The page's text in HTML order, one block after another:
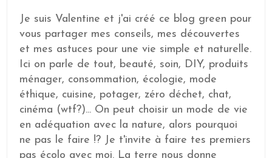
Je suis Valentine et j'ai créé ce blog green pour
vous partager mes conseils, mes découvertes
et mes astuces pour une vie simple et naturelle.
Ici on parle de tout, beauté, soin, DIY, produits
ménager, consommation, écologie, mode
éthique, cuisine, potager, zéro déchet, chat,
cinéma (wtf?)... On peut choisir un mode de vie
en adéquation avec la nature, alors pourquoi
ne pas le faire !? Je t'invite à faire tes premiers
pas écolo avec moi. La terre nous donne